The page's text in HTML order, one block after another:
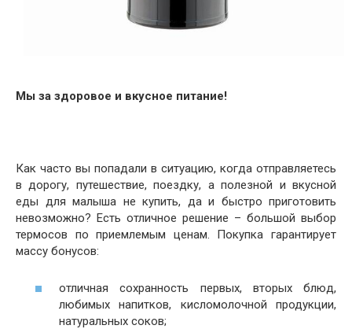
Мы за здоровое и вкусное питание!
Как часто вы попадали в ситуацию, когда отправляетесь
в дорогу, путешествие, поездку, а полезной и вкусной
еды для малыша не купить, да и быстро приготовить
невозможно? Есть отличное решение – большой выбор
термосов по приемлемым ценам. Покупка гарантирует
массу бонусов:
отличная сохранность первых, вторых блюд,
любимых напитков, кисломолочной продукции,
натуральных соков;